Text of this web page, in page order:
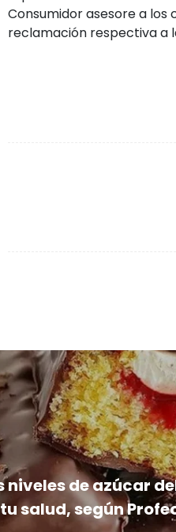
Consumidor asesore a
reclamación respectiva a
niveles de azúcar
salud, según